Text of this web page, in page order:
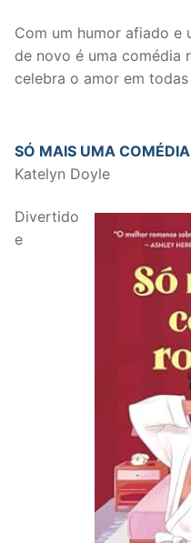
Com um humor afiado e
de novo é uma comédia
celebra o amor em
SÓ MAIS UMA
Katelyn Doyle
Divertido
e